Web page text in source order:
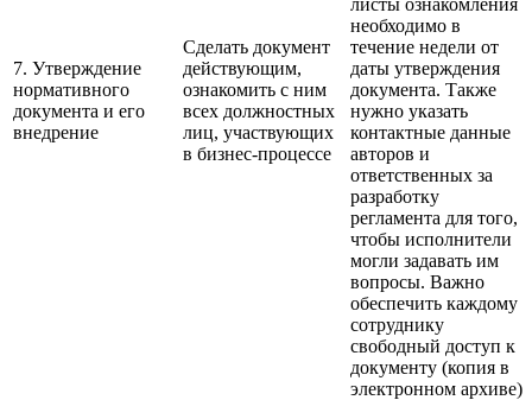
7. Утверждение
нормативного
документа и его
внедрение
Сделать документ
действующим,
ознакомить с ним
всех должностных
лиц, участвующих
в бизнес-процессе
необходимо в
течение недели от
даты утверждения
документа. Также
нужно указать
контактные данные
авторов и
ответственных за
разработку
регламента для того,
чтобы исполнители
могли задавать им
вопросы. Важно
обеспечить каждому
сотруднику
свободный доступ к
документу (копия в
электронном архиве)